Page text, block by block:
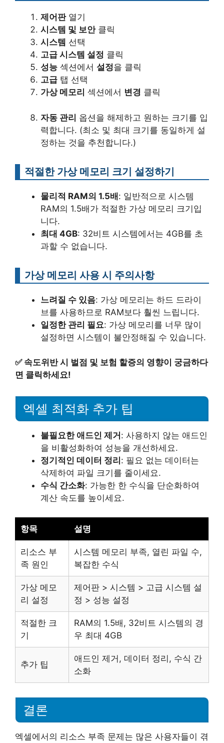
제어판열기
시스템 및 보안클릭
시스템 선택
고급 시스템 설정 클릭
성능 섹션에서 설정을 클릭
고급 탭 선택
가상 메모리 섹션에서 변경 클릭
자동 관리 옵션을 해제하고 원하는 크기를 입
력합니다. (최소 및 최대 크기를 동일하게 설
정하는 것을 추천합니다.)
적절한 가상 메모리 크기 설정하기
물리적 RAM의 1.5배: 일반적으로 시스템
RAM의 1.5배가 적절한 가상 메모리 크기입
니다.
최대 4GB: 32비트 시스템에서는 4GB를 초
과할 수 없습니다.
가상 메모리 사용 시 주의사항
느려질 수 있음: 가상 메모리는 하드 드라이
브를 사용하므로 RAM보다 훨씬 느립니다.
일정한 관리 필요: 가상 메모리를 너무 많이
설정하면 시스템이 불안정해질 수 있습니다.
✅ 속도위반 시 벌점 및 보험 할증의 영향이 궁금하다
면 클릭하세요!
엑셀 최적화 추가 팁
불필요한 애드인 제거 : 사용하지 않는 애드인
을 비활성화하여 성능을 개선하세요.
정기적인 데이터 정리 : 필요 없는 데이터는
삭제하여 파일 크기를 줄이세요.
수식 간소화: 가능한 한 수식을 단순화하여
계산 속도를 높이세요.
항목 설명
리소스 부
족 원인
시스템 메모리 부족, 열린 파일 수,
복잡한 수식
가상 메모
리 설정
제어판 > 시스템 > 고급 시스템 설
정 > 성능 설정
적절한 크
기
RAM의 1.5배, 32비트 시스템의 경
우 최대 4GB
추가 팁
애드인 제거, 데이터 정리, 수식 간
소화
결론
엑셀에서의 리소스 부족 문제는 많은 사용자들이 겪